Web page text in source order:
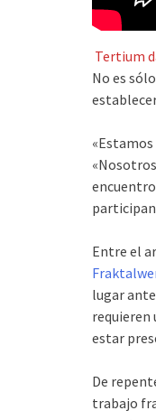
Tertium
No es
Entre el
lugar
requieren
estar
De
trabajo